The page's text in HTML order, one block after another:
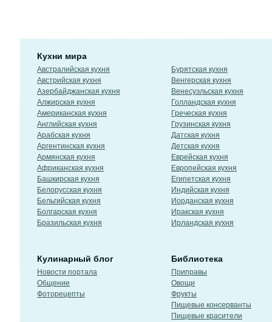
Кухни мира
Австралийская кухня
Австрийская кухня
Азербайджанская кухня
Алжирская кухня
Американская кухня
Английская кухня
Арабская кухня
Аргентинская кухня
Армянская кухня
Африканская кухня
Башкирская кухня
Белорусская кухня
Бельгийская кухня
Болгарская кухня
Бразильская кухня
Бурятская кухня
Венгерская кухня
Венесуэльская кухня
Голландская кухня
Греческая кухня
Грузинская кухня
Датская кухня
Детская кухня
Еврейская кухня
Европейская кухня
Египетская кухня
Индийская кухня
Иорданская кухня
Иракская кухня
Ирландская кухня
Кулинарный блог
Новости портала
Общение
Фоторецепты
Библиотека
Приправы
Овощи
Фрукты
Пищевые консерванты
Пищевые красители